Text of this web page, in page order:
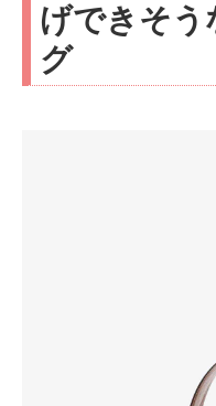
げできそう
グ